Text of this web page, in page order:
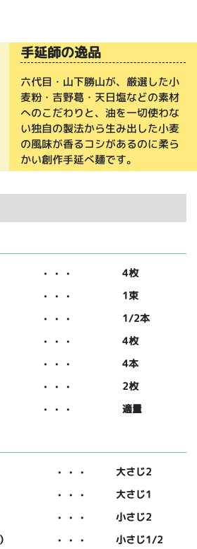
手延師の逸品
六代目・山下勝山が、厳選した小
麦粉・吉野葛・天日塩などの素材
へのこだわりと、油を一切使わな
い独自の製法から生み出した小麦
の風味が香るコシがあるのに柔ら
かい創作手延べ麺です。
・・・
4枚
・・・
1束
・・・
1/2本
・・・
4枚
・・・
4本
・・・
2枚
・・・ 適量
・・・
大さじ2
・・・
大さじ1
・・・
小さじ2
・・・
小さじ1/2